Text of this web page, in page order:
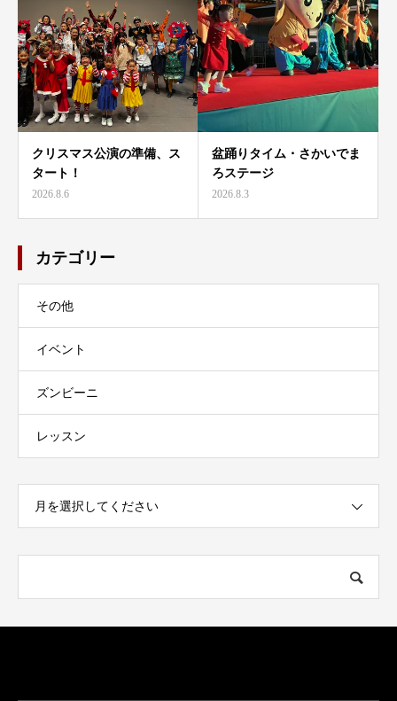
クリスマス公演の準備、ス
タート！
2026.8.6
盆踊りタイム・さかいでま
ろステージ
2026.8.3
カテゴリー
その他
イベント
ズンビーニ
レッスン
月を選択してください